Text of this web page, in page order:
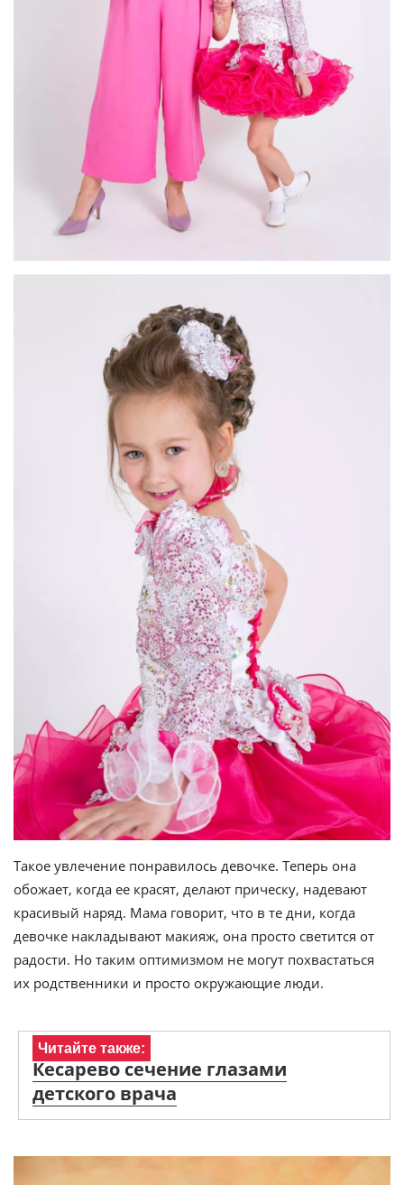
Такое увлечение понравилось девочке. Теперь она
обожает, когда ее красят, делают прическу, надевают
красивый наряд. Мама говорит, что в те дни, когда
девочке накладывают макияж, она просто светится от
радости. Но таким оптимизмом не могут похвастаться
их родственники и просто окружающие люди.
Читайте также:
Кесарево сечение глазами
детского врача